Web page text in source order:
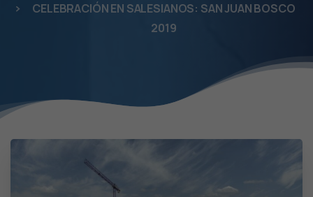
CELEBRACIÓN EN SALESIANOS: SAN JUAN BOSCO
2019